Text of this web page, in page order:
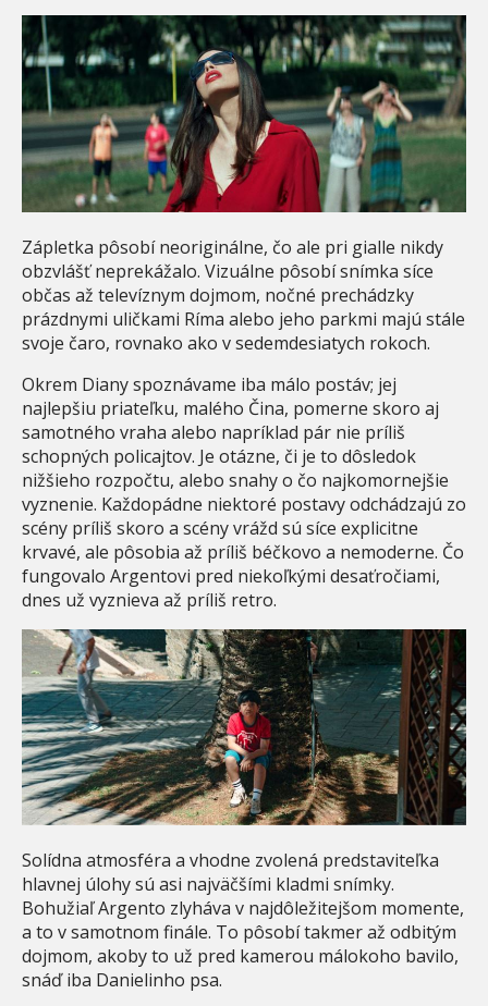
Zápletka pôsobí neoriginálne, čo ale pri gialle nikdy
obzvlášť neprekážalo. Vizuálne pôsobí snímka síce
občas až televíznym dojmom, nočné prechádzky
prázdnymi uličkami Ríma alebo jeho parkmi majú stále
svoje čaro, rovnako ako v sedemdesiatych rokoch.
Okrem Diany spoznávame iba málo postáv; jej
najlepšiu priateľku, malého Čina, pomerne skoro aj
samotného vraha alebo napríklad pár nie príliš
schopných policajtov. Je otázne, či je to dôsledok
nižšieho rozpočtu, alebo snahy o čo najkomornejšie
vyznenie. Každopádne niektoré postavy odchádzajú zo
scény príliš skoro a scény vrážd sú síce explicitne
krvavé, ale pôsobia až príliš béčkovo a nemoderne. Čo
fungovalo Argentovi pred niekoľkými desaťročiami,
dnes už vyznieva až príliš retro.
Solídna atmosféra a vhodne zvolená predstaviteľka
hlavnej úlohy sú asi najväčšími kladmi snímky.
Bohužiaľ Argento zlyháva v najdôležitejšom momente,
a to v samotnom finále. To pôsobí takmer až odbitým
dojmom, akoby to už pred kamerou málokoho bavilo,
snáď iba Danielinho psa.